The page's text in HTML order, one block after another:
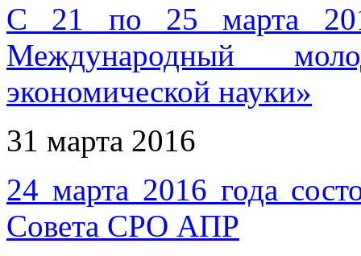
С 21 по 25 марта
Международный
экономической науки»
31 марта 2016
24 марта 2016 года
Совета СРО АПР